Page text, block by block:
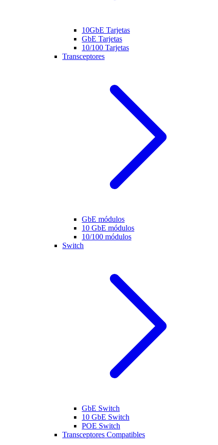
10GbE Tarjetas
GbE Tarjetas
10/100 Tarjetas
Transceptores
GbE módulos
10 GbE módulos
10/100 módulos
Switch
GbE Switch
10 GbE Switch
POE Switch
Transceptores Compatibles